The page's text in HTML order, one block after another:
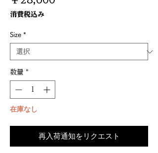
消費税込み
Size *
数量 *
在庫なし
再入荷通知をリクエスト